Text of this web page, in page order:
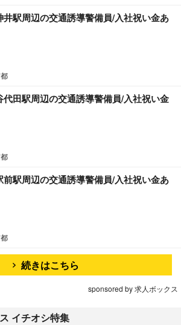
井駅周辺の交通誘導警備員/入社祝い金あ
代田駅周辺の交通誘導警備員/入社祝い金
前駅周辺の交通誘導警備員/入社祝い金あ
続きはこちら
sponsored by 求人ボックス
イチオシ特集